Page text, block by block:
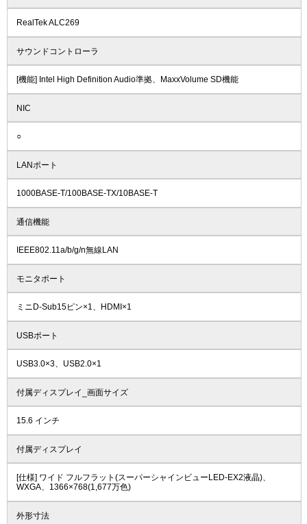
RealTek ALC269
サウンドコントローラ
[機能] Intel High Definition Audio準拠、MaxxVolume SD機能
NIC
○
LANポート
1000BASE-T/100BASE-TX/10BASE-T
通信機能
IEEE802.11a/b/g/n無線LAN
モニタポート
ミニD-Sub15ピン×1、HDMI×1
USBポート
USB3.0×3、USB2.0×1
付属ディスプレイ_画面サイズ
15.6 インチ
付属ディスプレイ
[仕様] ワイド フルフラット(スーパーシャインビューLED-EX2液晶)、
WXGA、1366×768(1,677万色)
外形寸法